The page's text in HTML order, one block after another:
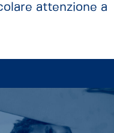
attenzione a